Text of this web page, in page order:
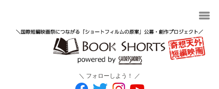
＼ フォローしよう！ ／